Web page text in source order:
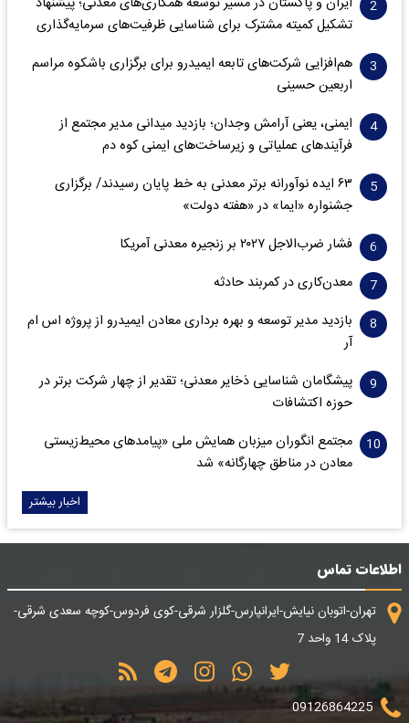
تشکیل کمیته مشترک برای شناسایی ظرفیت‌های سرمایه‌گذاری
هم‌افزایی شرکت‌های تابعه ایمیدرو برای برگزاری باشکوه مراسم
اربعین حسینی
ایمنی، یعنی آرامش وجدان؛ بازدید میدانی مدیر مجتمع از
فرآیندهای عملیاتی و زیرساخت‌های ایمنی کوه دم
۶۳ ایده نوآورانه برتر معدنی به خط پایان رسیدند/ برگزاری
جشنواره «ایما» در «هفته دولت»
فشار ضرب‌الاجل ۲۰۲۷ بر زنجیره معدنی آمریکا
معدن‌کاری در کمربند حادثه
بازدید مدیر توسعه و بهره برداری معادن ایمیدرو از پروژه اس ام
آر
پیشگامان شناسایی ذخایر معدنی؛ تقدیر از چهار شرکت برتر در
حوزه اکتشافات‌
مجتمع انگوران میزبان همایش ملی «پیامدهای محیط‌زیستی
معادن در مناطق چهارگانه» شد
اخبار بیشتر
اطلاعات تماس
تهران-اتوبان نیایش-ایرانپارس-گلزار شرقی-کوی فردوس-کوچه سعدی شرقی-
پلاک 14 واحد 7
09126864225